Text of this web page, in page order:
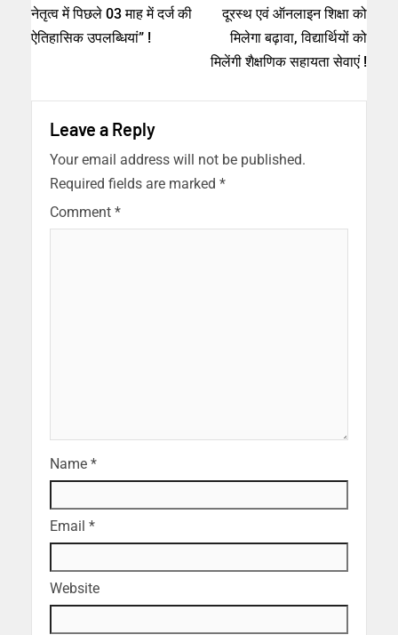
नेतृत्व में पिछले 03 माह में दर्ज की
ऐतिहासिक उपलब्धियां” !
दूरस्थ एवं ऑनलाइन शिक्षा को
मिलेगा बढ़ावा, विद्यार्थियों को
मिलेंगी शैक्षणिक सहायता सेवाएं !
Leave a Reply
Your email address will not be published.
Required fields are marked *
Comment *
Name *
Email *
Website